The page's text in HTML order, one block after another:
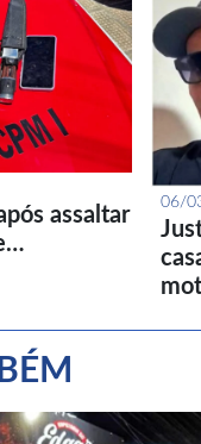
assaltar
06/